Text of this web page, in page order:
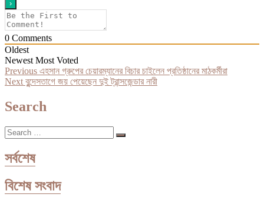
0 Comments
Oldest
Newest Most Voted
Post
navigation
Previous Previous
post:
এহসান গ্রুপের চেয়ারম্যানের বিচার চাইলেন প্রতিষ্ঠানের মাঠকর্মীরা
Next Next
বুন্দেসতাগে জয় পেয়েছেন দুই ট্রান্সজেন্ডার নারী
Search
Search
…
সর্বশেষ
বিশেষ সংবাদ